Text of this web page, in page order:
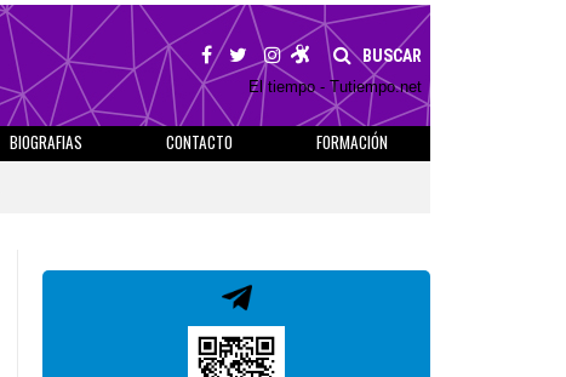
BUSCAR
El tiempo - Tutiempo.net
BIOGRAFIAS CONTACTO
FORMACIÓN